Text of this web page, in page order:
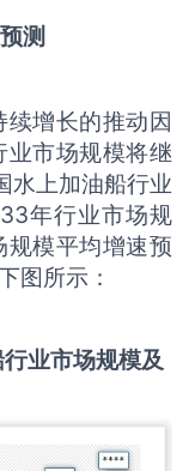
测
增长的推动因
市场规模将继
水上加油船行业
年行业市场规
模平均增速预
图所示：
行业市场规模及